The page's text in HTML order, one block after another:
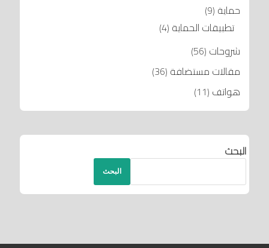
حماية (9)
تطبيقات الحماية (4)
شروحات (56)
مقالات مستضافة (36)
هواتف (11)
البحث
البحث